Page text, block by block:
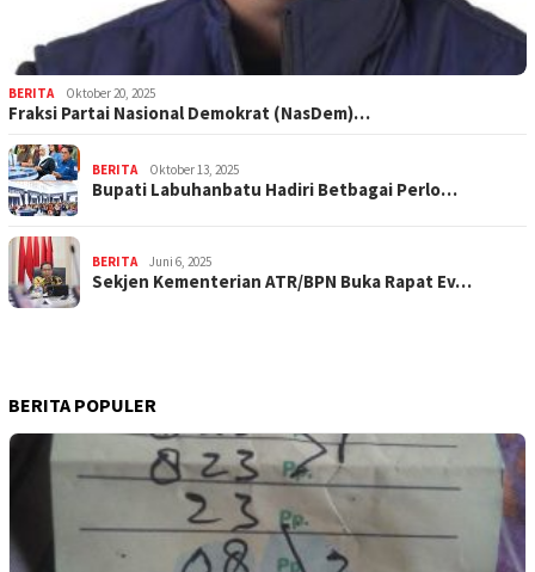
BERITA Oktober 20, 2025
Fraksi Partai Nasional Demokrat (NasDem)…
BERITA Oktober 13, 2025
Bupati Labuhanbatu Hadiri Betbagai Perlo…
BERITA Juni 6, 2025
Sekjen Kementerian ATR/BPN Buka Rapat Ev…
BERITA POPULER